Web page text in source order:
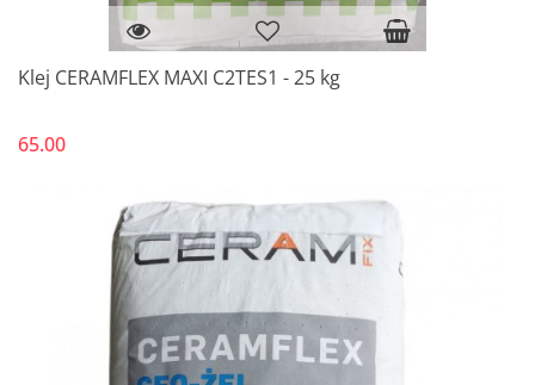
Klej CERAMFLEX MAXI C2TES1 - 25 kg
65.00